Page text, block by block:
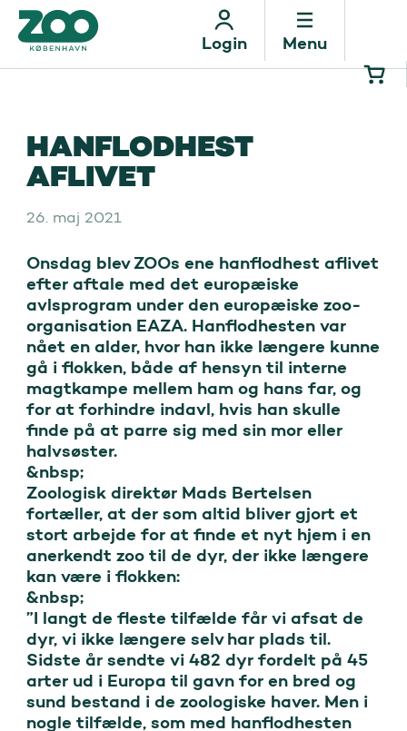
Menu
Login
HANFLODHEST
AFLIVET
26. maj 2021
Onsdag blev ZOOs ene hanflodhest aflivet
efter aftale med det europæiske
avlsprogram under den europæiske zoo-
organisation EAZA. Hanflodhesten var
nået en alder, hvor han ikke længere kunne
gå i flokken, både af hensyn til interne
magtkampe mellem ham og hans far, og
for at forhindre indavl, hvis han skulle
finde på at parre sig med sin mor eller
halvsøster.
&nbsp;
Zoologisk direktør Mads Bertelsen
fortæller, at der som altid bliver gjort et
stort arbejde for at finde et nyt hjem i en
anerkendt zoo til de dyr, der ikke længere
kan være i flokken:
&nbsp;
”I langt de fleste tilfælde får vi afsat de
dyr, vi ikke længere selv har plads til.
Sidste år sendte vi 482 dyr fordelt på 45
arter ud i Europa til gavn for en bred og
sund bestand i de zoologiske haver. Men i
nogle tilfælde, som med hanflodhesten